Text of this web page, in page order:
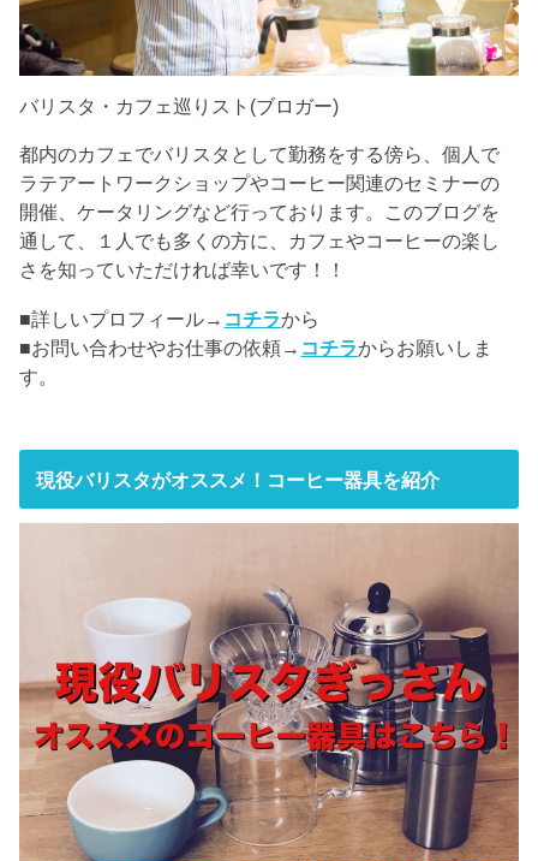
バリスタ・カフェ巡りスト(ブロガー)
都内のカフェでバリスタとして勤務をする傍ら、個人で
ラテアートワークショップやコーヒー関連のセミナーの
開催、ケータリングなど行っております。このブログを
通して、１人でも多くの方に、カフェやコーヒーの楽し
さを知っていただければ幸いです！！
■詳しいプロフィール→ コチラから
■お問い合わせやお仕事の依頼→ コチラからお願いしま
す。
現役バリスタがオススメ！コーヒー器具を紹介